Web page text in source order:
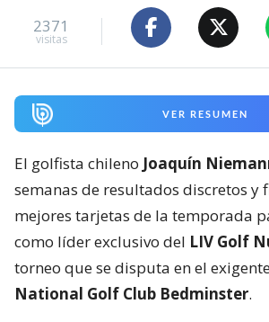
2371
visitas
VER RESUMEN
El golfista chileno Joaquín
semanas de resultados discretos y
mejores tarjetas de la temporada
como líder exclusivo del LIV Golf
torneo que se disputa en el
National Golf Club Bedminster.